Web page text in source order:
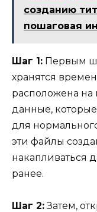
созданию
пошаговая
Шаг 1: Первым
хранятся
расположена
данные,
для
эти файлы
накапливаться
ранее.
Шаг 2:Затем,